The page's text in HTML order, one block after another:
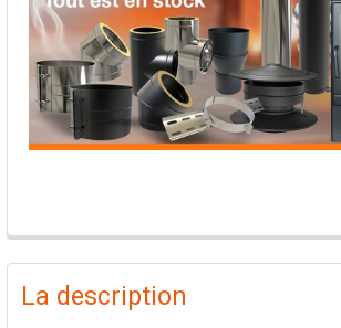
PRODUITS
FRÉQUEMMENT
ACHETÉS
La description